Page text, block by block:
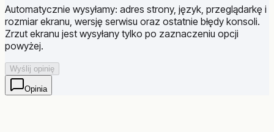
Automatycznie wysyłamy: adres strony, język, przeglądarkę i
rozmiar ekranu, wersję serwisu oraz ostatnie błędy konsoli.
Zrzut ekranu jest wysyłany tylko po zaznaczeniu opcji
powyżej.
Wyślij opinię
Opinia